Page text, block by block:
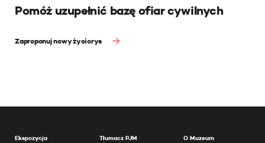
Pomóż uzupełnić bazę ofiar cywilnych
Zaproponuj nowy życiorys
Ekspozycja Tłumacz PJM
O Muzeum